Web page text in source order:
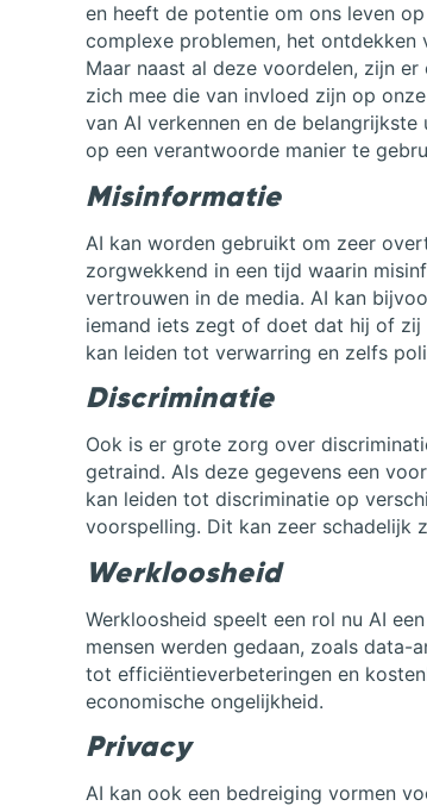
en heeft de potentie om ons leven
complexe problemen, het ontdekken
Maar naast al deze voordelen, zijn
zich mee die van invloed zijn op
van AI verkennen en de
op een verantwoorde manier te
Misinformatie
AI kan worden gebruikt om zeer
zorgwekkend in een tijd waarin
vertrouwen in de media. AI kan
iemand iets zegt of doet dat hij of zij
kan leiden tot verwarring en zelfs
Discriminatie
Ook is er grote zorg over
getraind. Als deze gegevens een
kan leiden tot discriminatie op
voorspelling. Dit kan zeer schadelijk
Werkloosheid
Werkloosheid speelt een rol nu AI
mensen werden gedaan, zoals
tot efficiëntieverbeteringen en
economische ongelijkheid.
Privacy
AI kan ook een bedreiging vormen